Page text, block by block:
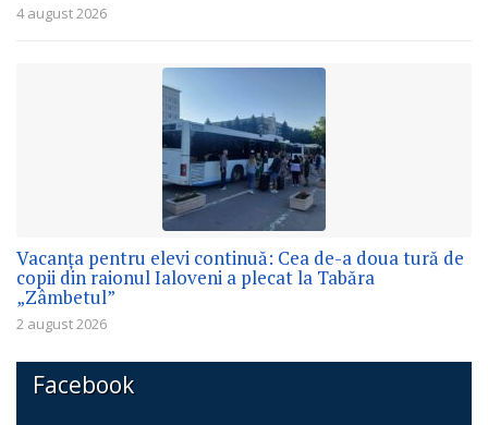
4 august 2026
Vacanța pentru elevi continuă: Cea de-a doua tură de
copii din raionul Ialoveni a plecat la Tabăra
„Zâmbetul”
2 august 2026
Facebook